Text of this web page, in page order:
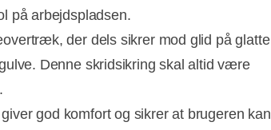
på arbejdspladsen.
der dels sikrer mod glid på glatte
Denne skridsikring skal altid være
god komfort og sikrer at brugeren kan